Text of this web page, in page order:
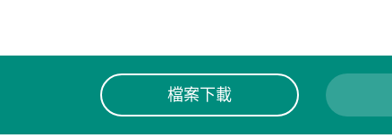
檔案下載